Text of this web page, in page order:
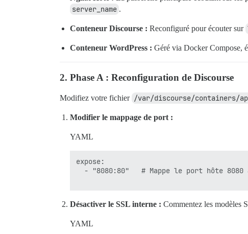
server_name .
Conteneur Discourse : Reconfiguré pour écouter sur
Conteneur WordPress : Géré via Docker Compose,
2. Phase A : Reconfiguration de Discourse
Modifiez votre fichier /var/discourse/containers/
Modifier le mappage de port :
YAML
expose:
- "8080:80"   # Mappe le port hôte 8080
Désactiver le SSL interne : Commentez les modèles
YAML